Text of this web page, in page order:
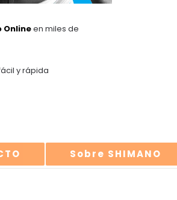
Onlineen miles de
y rápida
Sobre SHIMANO